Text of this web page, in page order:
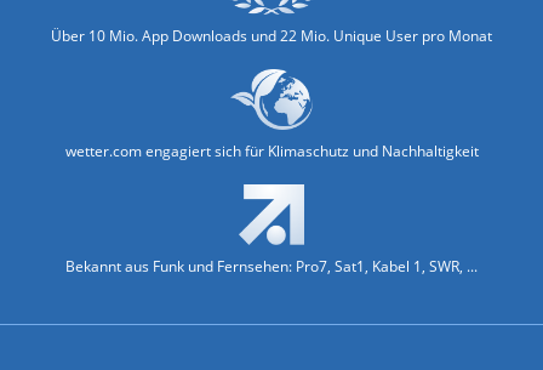
Über 10 Mio. App Downloads und 22 Mio. Unique User pro Monat
wetter.com engagiert sich für Klimaschutz und Nachhaltigkeit
Bekannt aus Funk und Fernsehen: Pro7, Sat1, Kabel 1, SWR, ...